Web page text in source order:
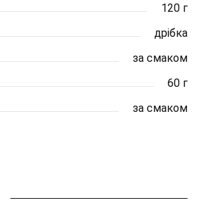
120 г
дрібка
за смаком
60 г
за смаком